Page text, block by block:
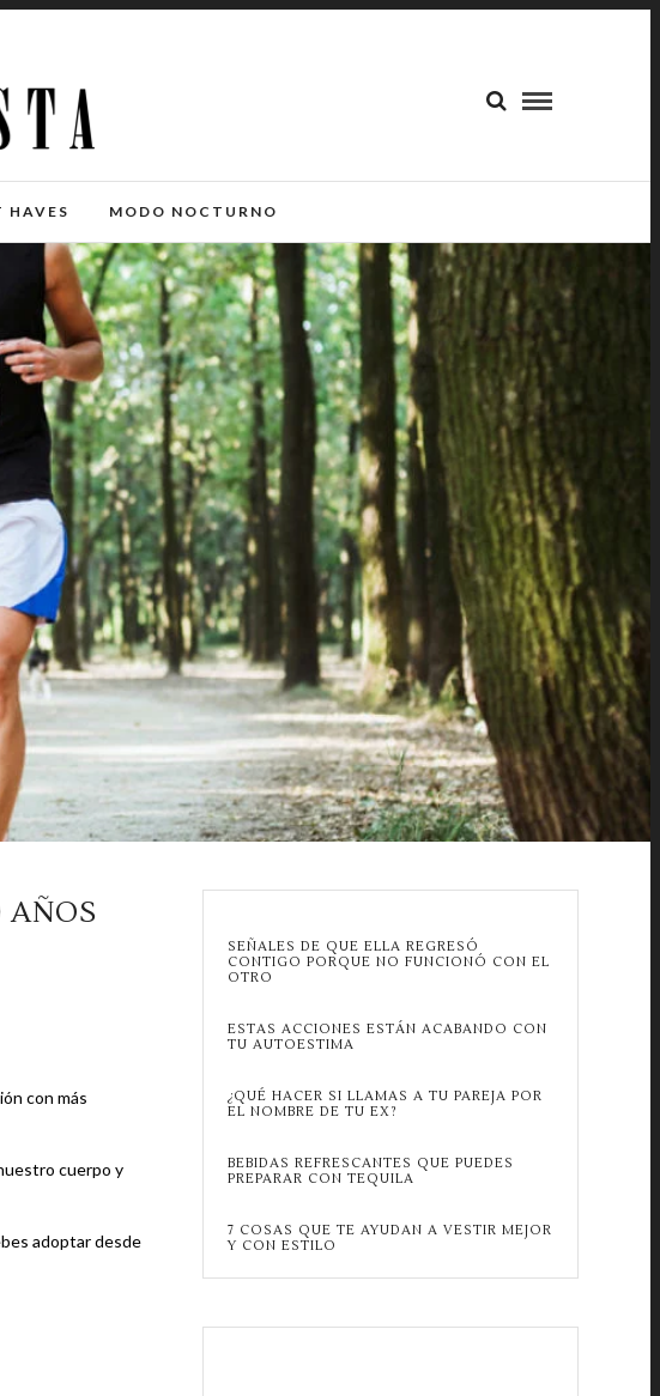
HAVES MODO NOCTURNO
AÑOS
con más
cuerpo y
adoptar desde
SEÑALES DE QUE ELLA REGRESÓ
CONTIGO PORQUE NO FUNCIONÓ CON EL
OTRO
ESTAS ACCIONES ESTÁN ACABANDO CON
TU AUTOESTIMA
¿QUÉ HACER SI LLAMAS A TU PAREJA POR
EL NOMBRE DE TU EX?
BEBIDAS REFRESCANTES QUE PUEDES
PREPARAR CON TEQUILA
7 COSAS QUE TE AYUDAN A VESTIR MEJOR
Y CON ESTILO